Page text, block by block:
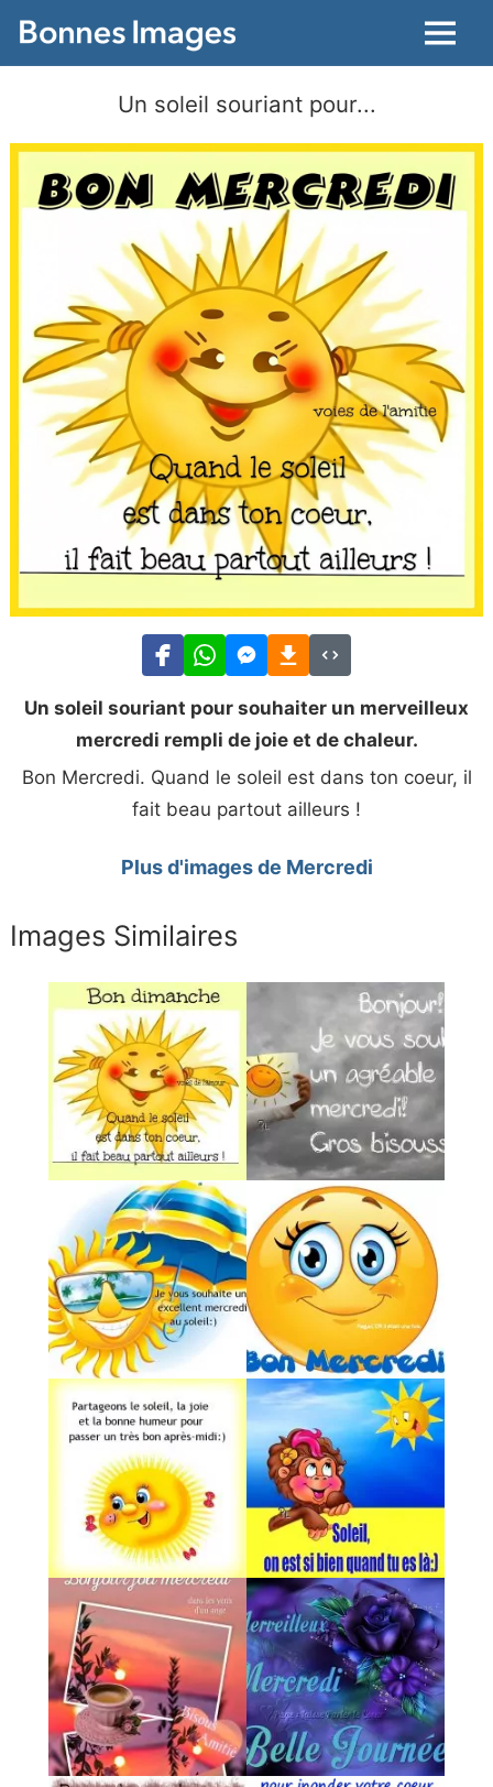
Menu
Un soleil souriant pour...
Un soleil souriant pour souhaiter un merveilleux
mercredi rempli de joie et de chaleur.
Bon Mercredi. Quand le soleil est dans ton coeur, il
fait beau partout ailleurs !
Plus d'images de Mercredi
Images Similaires